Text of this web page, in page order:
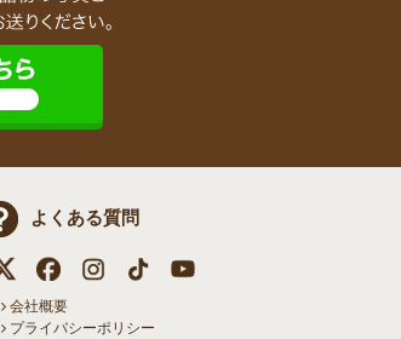
よくある質問
会社概要
プライバシーポリシー